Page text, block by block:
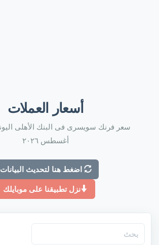
أسعار العملات
أغسطس ٢٠٢٦
اضغط هنا لتحديث البيانات
نزل تطبيقنا على موبايلك